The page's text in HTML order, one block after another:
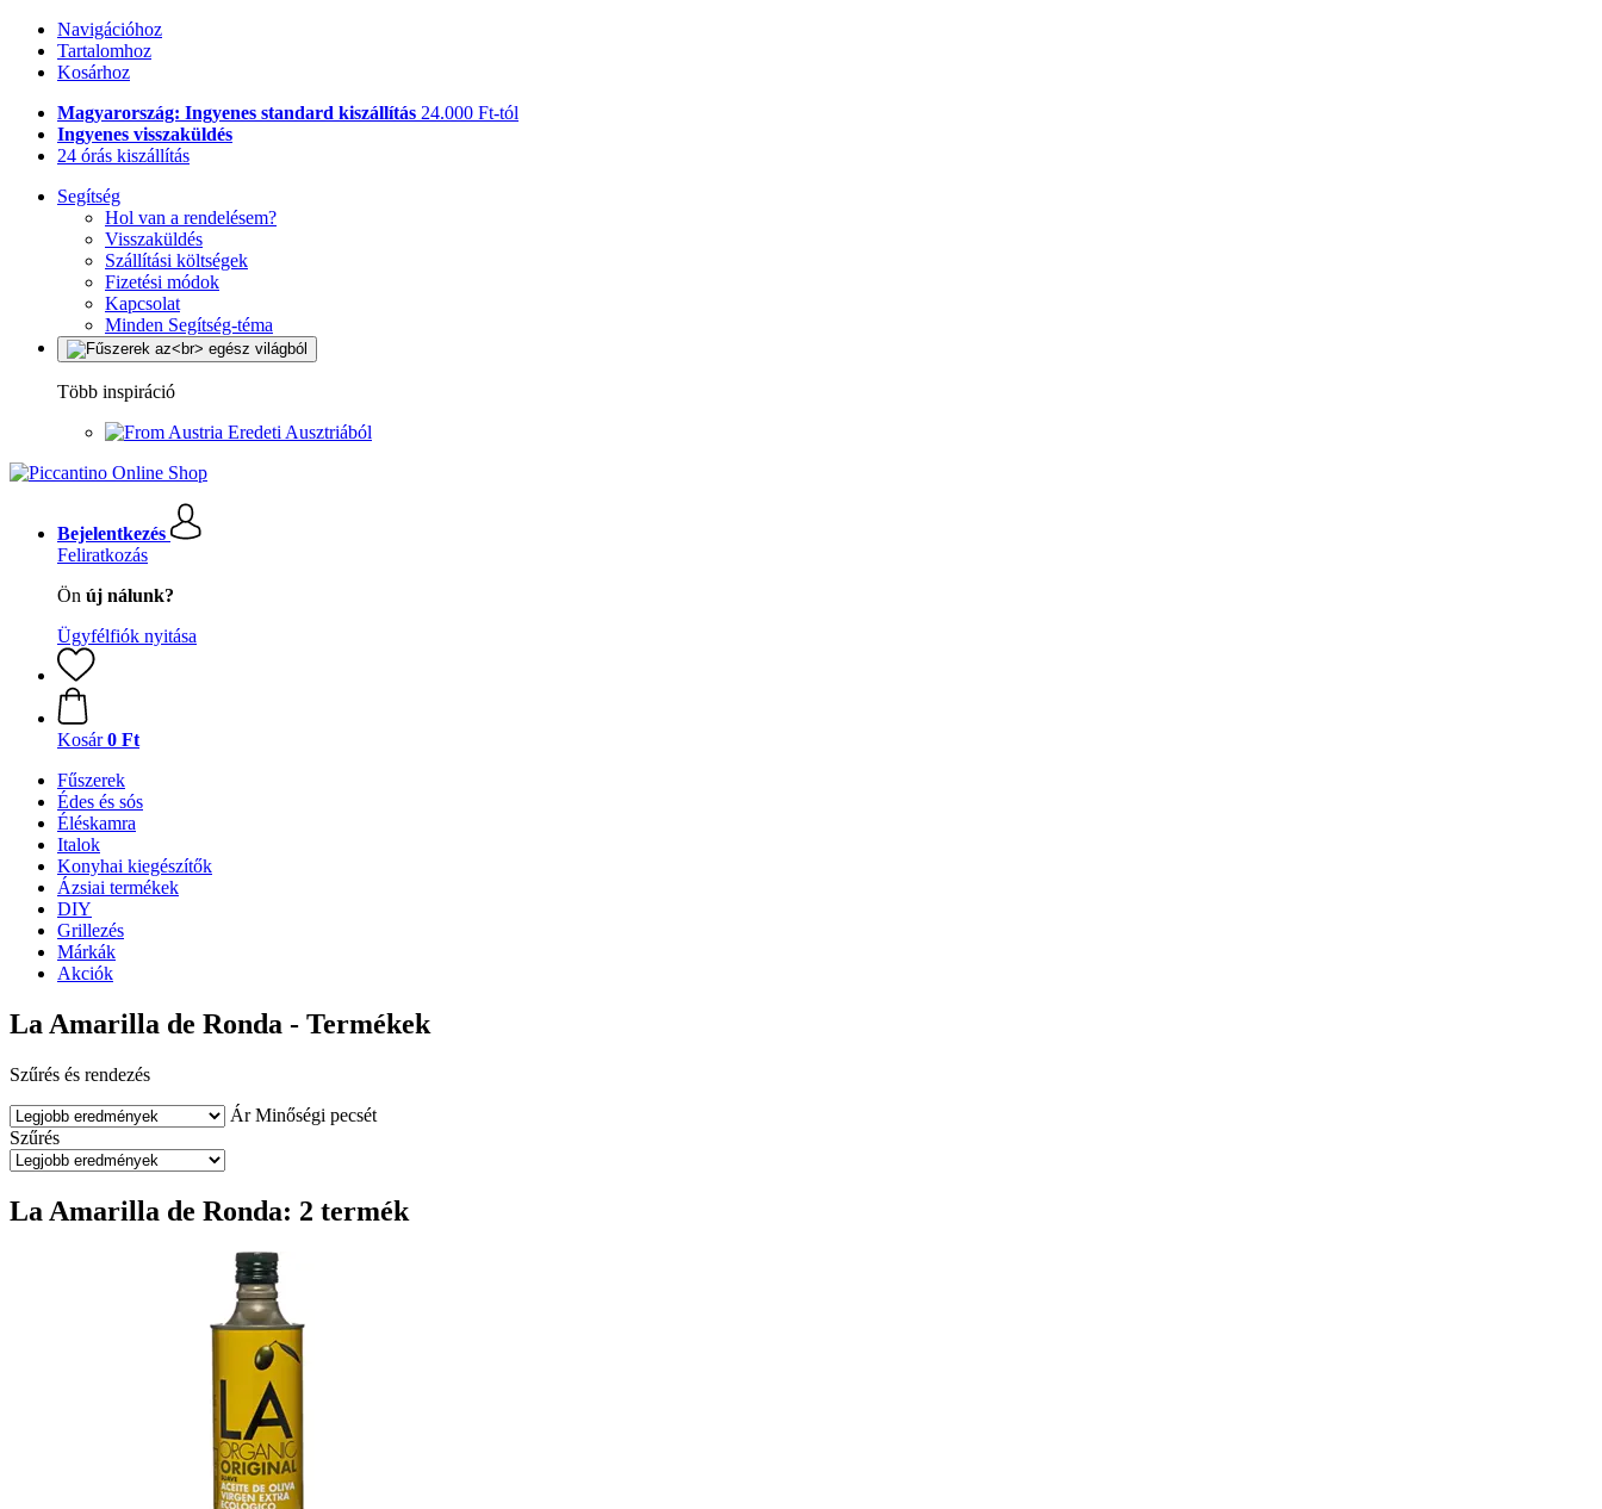
Navigációhoz
Tartalomhoz
Kosárhoz
Magyarország: Ingyenes standard kiszállítás 24.000 Ft-tól
Ingyenes visszaküldés
24 órás kiszállítás
Segítség
Hol van a rendelésem?
Visszaküldés
Szállítási költségek
Fizetési módok
Kapcsolat
Minden Segítség-téma
Több inspiráció
Eredeti Ausztriából
Bejelentkezés
Feliratkozás
Ön új nálunk?
Ügyfélfiók nyitása
Kosár 0 Ft
Fűszerek
Édes és sós
Éléskamra
Italok
Konyhai kiegészítők
Ázsiai termékek
DIY
Grillezés
Márkák
Akciók
La Amarilla de Ronda - Termékek
Szűrés és rendezés
Ár Minőségi pecsét
Szűrés
La Amarilla de Ronda: 2 termék